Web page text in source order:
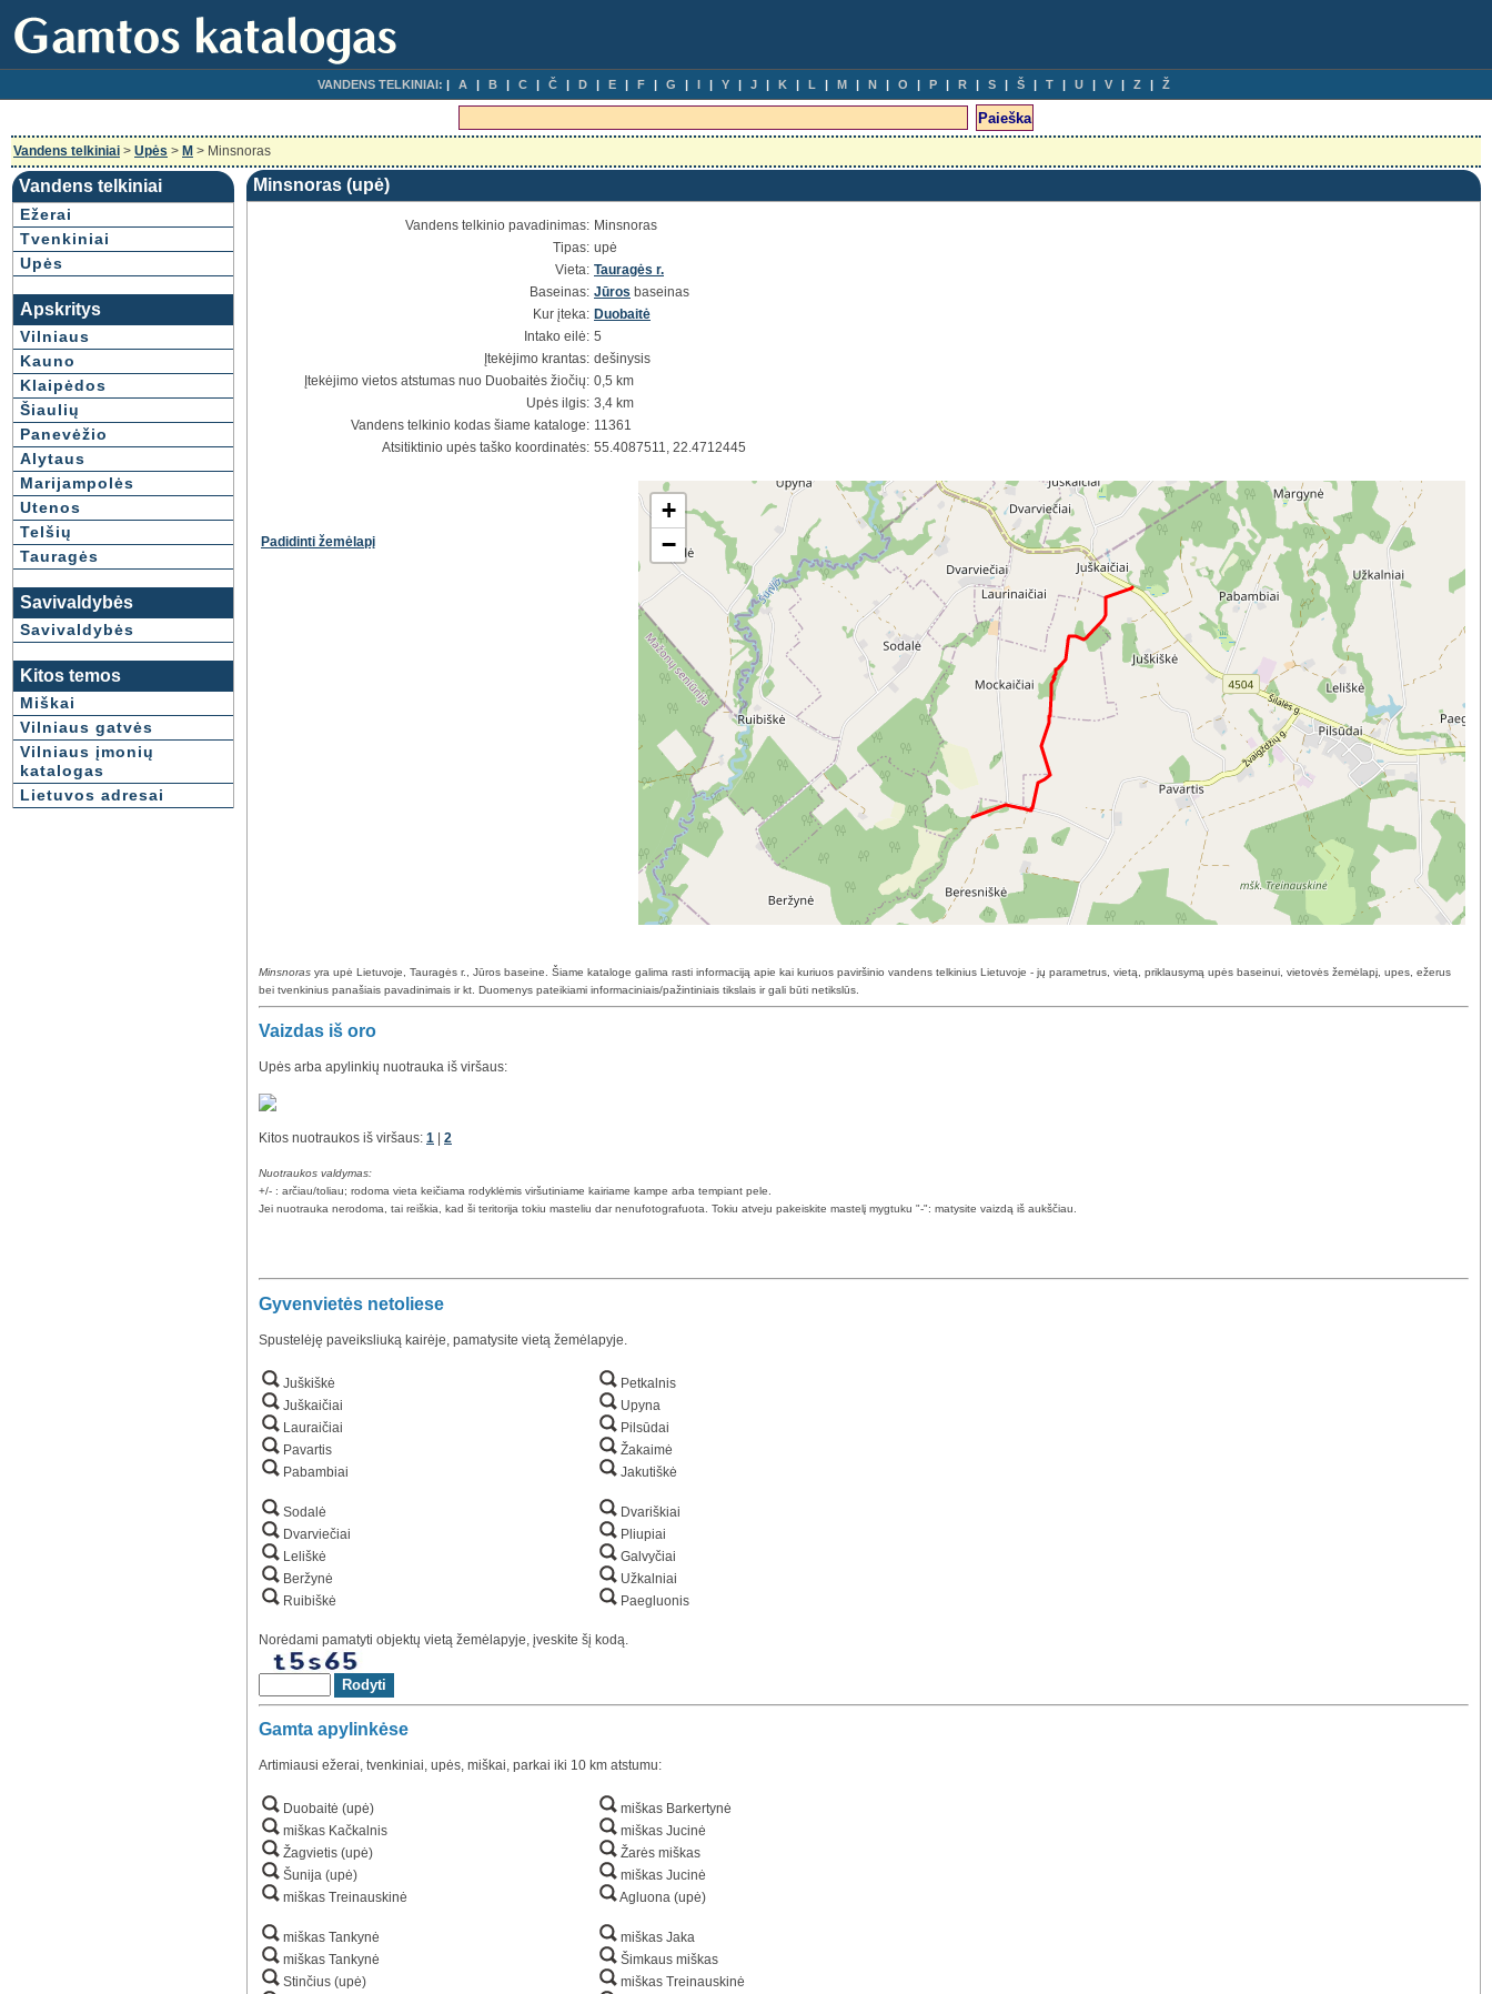
VANDENS TELKINIAI: A B C Č D E F G I Y J K L M N O P R S Š T U V Z Ž
Vandens telkiniai > Upės > M > Minsnoras
Vandens telkiniai
Ežerai
Tvenkiniai
Upės
Apskritys
Vilniaus
Kauno
Klaipėdos
Šiaulių
Panevėžio
Alytaus
Marijampolės
Utenos
Telšių
Tauragės
Savivaldybės
Savivaldybės
Kitos temos
Miškai
Vilniaus gatvės
Vilniaus įmonių
katalogas
Lietuvos adresai
Minsnoras (upė)
Vandens telkinio pavadinimas: Minsnoras
Tipas: upė
Vieta: Tauragės r.
Baseinas: Jūros baseinas
Kur įteka: Duobaitė
Intako eilė: 5
Įtekėjimo krantas: dešinysis
Įtekėjimo vietos atstumas nuo Duobaitės žiočių: 0,5 km
Upės ilgis: 3,4 km
Vandens telkinio kodas šiame kataloge: 11361
Atsitiktinio upės taško koordinatės: 55.4087511, 22.4712445
Padidinti žemėlapį
+
−
Minsnoras yra upė Lietuvoje, Tauragės r., Jūros baseine. Šiame kataloge galima rasti informaciją apie kai kuriuos paviršinio vandens telkinius Lietuvoje - jų parametrus, vietą, priklausymą upės baseinui, vietovės žemėlapį, upes, ežerus
bei tvenkinius panašiais pavadinimais ir kt. Duomenys pateikiami informaciniais/pažintiniais tikslais ir gali būti netikslūs.
Vaizdas iš oro
Upės arba apylinkių nuotrauka iš viršaus:
Kitos nuotraukos iš viršaus: 1 2
Nuotraukos valdymas:
+/- : arčiau/toliau; rodoma vieta keičiama rodyklėmis viršutiniame kairiame kampe arba tempiant pele.
Jei nuotrauka nerodoma, tai reiškia, kad ši teritorija tokiu masteliu dar nenufotografuota. Tokiu atveju pakeiskite mastelį mygtuku "-": matysite vaizdą iš aukščiau.
Gyvenvietės netoliese
Spustelėję paveiksliuką kairėje, pamatysite vietą žemėlapyje.
Juškiškė
Juškaičiai
Lauraičiai
Pavartis
Pabambiai
Sodalė
Dvarviečiai
Leliškė
Beržynė
Ruibiškė
Petkalnis
Upyna
Pilsūdai
Žakaimė
Jakutiškė
Dvariškiai
Pliupiai
Galvyčiai
Užkalniai
Paegluonis
Norėdami pamatyti objektų vietą žemėlapyje, įveskite šį kodą.
Gamta apylinkėse
Artimiausi ežerai, tvenkiniai, upės, miškai, parkai iki 10 km atstumu:
Duobaitė (upė)
miškas Kačkalnis
Žagvietis (upė)
Šunija (upė)
miškas Treinauskinė
miškas Tankynė
miškas Tankynė
Stinčius (upė)
miškas Barkertynė
miškas Jucinė
Žarės miškas
miškas Jucinė
Agluona (upė)
miškas Jaka
Šimkaus miškas
miškas Treinauskinė